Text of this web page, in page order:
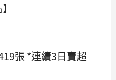
張 *連續3日賣超